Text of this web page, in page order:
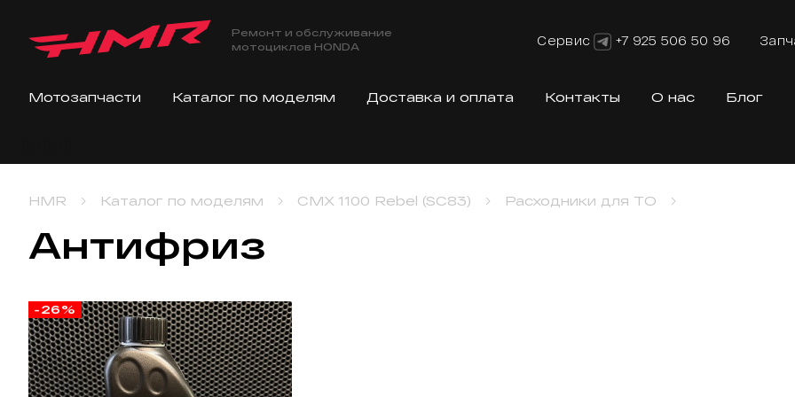
Ремонт и обслуживание
мотоциклов HONDA
Сервис +7 925 506 50 96
Мотозапчасти Каталог по моделям Доставка и оплата Контакты О нас Блог
HMR Каталог по моделям CMX 1100 Rebel (SC83) Расходники для ТО
Антифриз
-26%